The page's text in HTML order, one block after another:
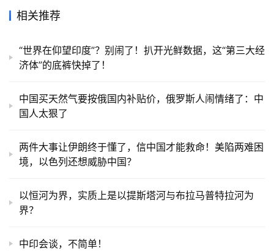
相关推荐
“世界在仰望印度”？别闹了！扒开光鲜数据，这“第三大经
济体”的底裤快掉了！
中国买天然气要按俄国内补贴价，俄罗斯人闹情绪了：中
国人太狠了
两件大事让伊朗终于懂了，信中国才能救命！美陷两难困
境，以色列还想威胁中国？
以恒河为界，实质上是以提斯塔河与布拉马普特拉河为
界？
中印会谈，不简单！